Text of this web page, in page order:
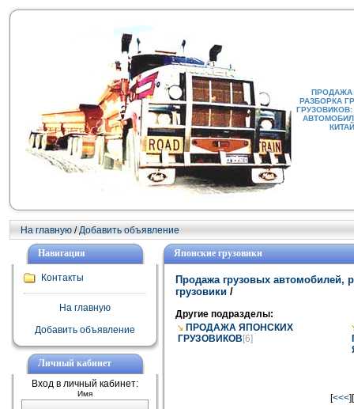
ПРОДАЖА
РАЗБОРКА
На главную /Добавить объявление
Навигация
Контакты
На главную
Добавить объявление
Личный кабинет
Вход в личный кабинет:
Имя
Японские грузовики
Продажа грузовых автомобилей,
грузовики /
Другие подразделы:
ПРОДАЖА ЯПОНСКИХ
ГРУЗОВИКОВ [6]
[<<<][